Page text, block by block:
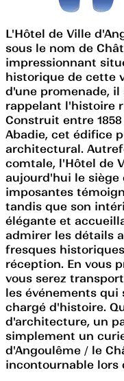
L'Hôtel de Ville
sous le nom de
impressionnant
historique de cette
d'une promenade,
rappelant l'histoire
Construit entre
Abadie, cet édifice
architectural.
comtale, l'Hôtel de
aujourd'hui le siège
imposantes
tandis que son
élégante et
admirer les détails
fresques
réception. En vous
vous serez
les événements qui
chargé d'histoire.
d'architecture, un
simplement un
d'Angoulême / le
incontournable lors